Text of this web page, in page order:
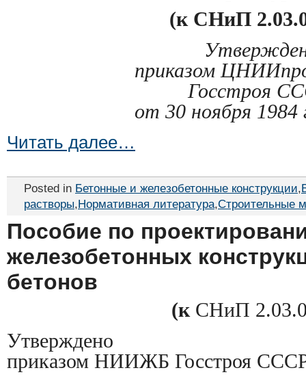
(к СНиП
приказом
Госстроя
от 30 ноября
Читать далее…
Posted in Бетонные и железобетонные конструкции,
растворы,Нормативная литература,Строительные
Пособие по
железобетонных
бетонов
(к СНиП
Утверждено
приказом НИИЖБ Госстроя